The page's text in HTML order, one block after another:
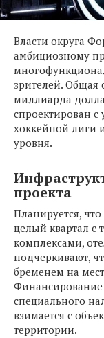
Власти округа
амбициозному
зрителей. Общая
миллиарда
спроектирован
хоккейной лиги
уровня.
проекта
Планируется,
целый квартал
комплексами,
подчеркивают,
бременем на
Финансирование
специального
взимается с
территории.